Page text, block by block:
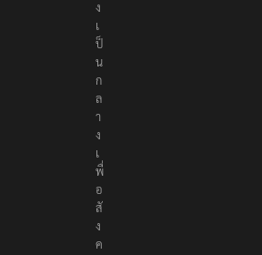
ต้
อ
ง
เ
ป็
น
ก
ล
า
ง
เ
พื่
อ
สั